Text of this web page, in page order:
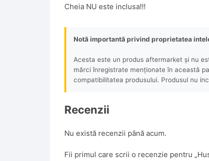
Cheia NU este inclusa!!!
Notă importantă privind proprietatea
Acesta este un produs aftermarket și nu
mărci înregistrate menționate în această
compatibilitatea produsului. Produsul nu
Recenzii
Nu există recenzii până acum.
Fii primul care scrii o recenzie pentru